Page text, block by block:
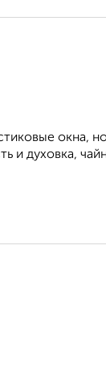
окна,
и духовка,